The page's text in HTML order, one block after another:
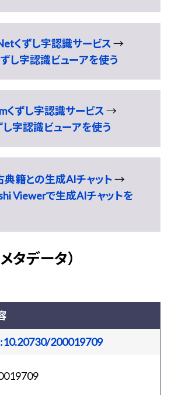
くずし字認識サービス→
し字認識ビューアを使う
くずし字認識サービス→
字認識ビューアを使う
典籍との生成AIチャット→
Viewerで生成AIチャットを
タデータ）
200019709